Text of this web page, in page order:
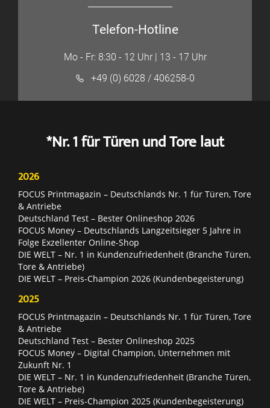
Telefon-Hotline
Mo - Fr: 8:30 - 12 Uhr | 13 - 17 Uhr
+49 (0) 6028 / 406258-0
*Nr. 1 für Türen und Tore laut
2026
FOCUS Printmagazin – Deutschlands Nr. 1 für Türen, Tore
& Antriebe
Deutschland Test – Bester Onlineshop 2026
FOCUS Money – Deutschlands Langzeitsieger 5 Jahre in
Folge Exzellenter Online-Shop
DIE WELT – Nr. 1 in Kundenzufriedenheit (Branche Türen,
Tore & Antriebe)
DIE WELT – Preis-Champion 2026 (Kundenbegeisterung)
2025
FOCUS Printmagazin – Deutschlands Nr. 1 für Türen, Tore
& Antriebe
Deutschland Test – Bester Onlineshop 2025
FOCUS Money – Digital Champion, Unternehmen mit
Zukunft Nr. 1
DIE WELT – Nr. 1 in Kundenzufriedenheit (Branche Türen,
Tore & Antriebe)
DIE WELT – Preis-Champion 2025 (Kundenbegeisterung)